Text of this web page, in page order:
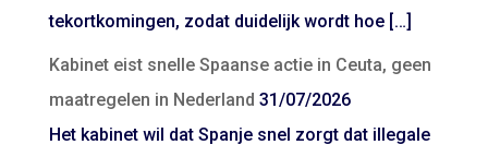
tekortkomingen, zodat duidelijk wordt hoe […]
Kabinet eist snelle Spaanse actie in Ceuta, geen
maatregelen in Nederland 31/07/2026
Het kabinet wil dat Spanje snel zorgt dat illegale